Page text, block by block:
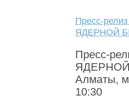
Пресс-
ЯДЕРНОЙ
Пресс-
ЯДЕРНОЙ
Алматы,
10:30